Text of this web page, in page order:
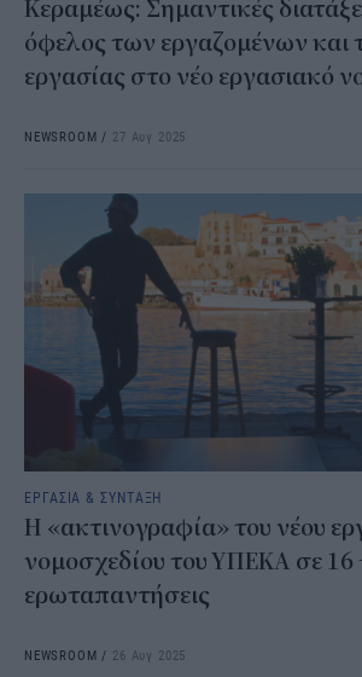
Κεραμέως: Σημαντικές
όφελος των εργαζομένων και
εργασίας στο νέο εργασιακό
NEWSROOM / 27 Αυγ 2025
ΕΡΓΑΣΙΑ & ΣΥΝΤΑΞΗ
Η «ακτινογραφία» του νέου
νομοσχεδίου του ΥΠΕΚΑ σε 16
ερωταπαντήσεις
NEWSROOM / 26 Αυγ 2025